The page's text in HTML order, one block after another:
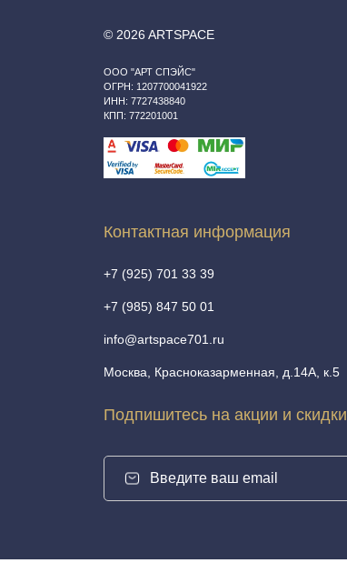
© 2026 ARTSPACE
ООО "АРТ СПЭЙС"
ОГРН: 1207700041922
ИНН: 7727438840
КПП: 772201001
Контактная информация
+7 (925) 701 33 39
+7 (985) 847 50 01
info@artspace701.ru
Москва, Красноказарменная, д.14А, к.5
Подпишитесь на акции и скидки